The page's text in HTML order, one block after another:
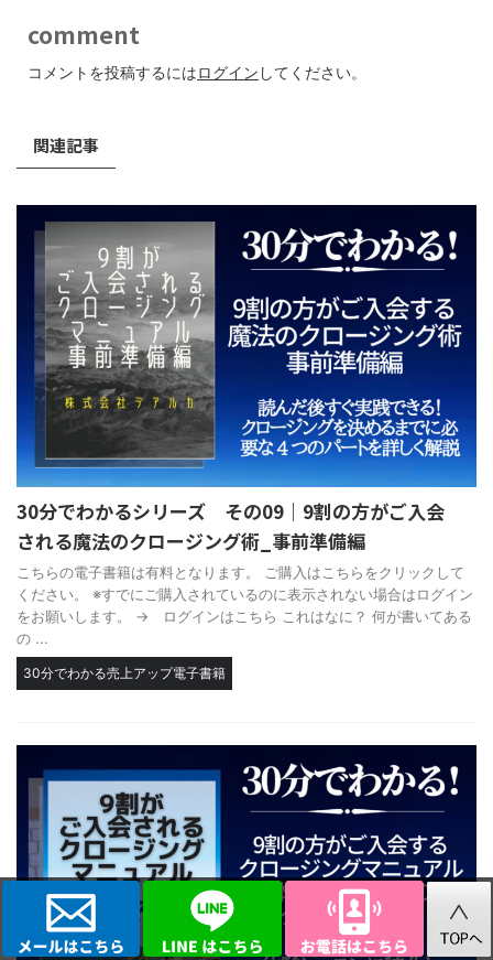
comment
コメントを投稿するにはログイン してください。
関連記事
30分でわかるシリーズ その09｜9割の方がご入会
される魔法のクロージング術_事前準備編
こちらの電子書籍は有料となります。 ご購入はこちらをクリックして
ください。 ※すでにご購入されているのに表示されない場合はログイン
をお願いします。 → ログインはこちら これはなに？ 何が書いてある
の ...
30分でわかる売上アップ電子書籍